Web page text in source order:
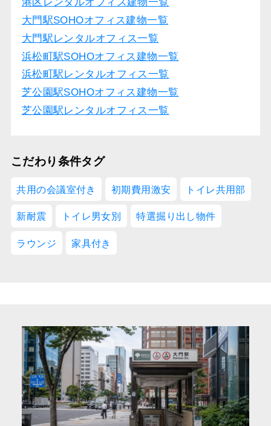
大門駅SOHOオフィス建物一覧
大門駅レンタルオフィス一覧
浜松町駅SOHOオフィス建物一覧
浜松町駅レンタルオフィス一覧
芝公園駅SOHOオフィス建物一覧
芝公園駅レンタルオフィス一覧
こだわり条件タグ
共用の会議室付き 初期費用激安 トイレ共用部
新耐震 トイレ男女別 特選掘り出し物件
ラウンジ 家具付き